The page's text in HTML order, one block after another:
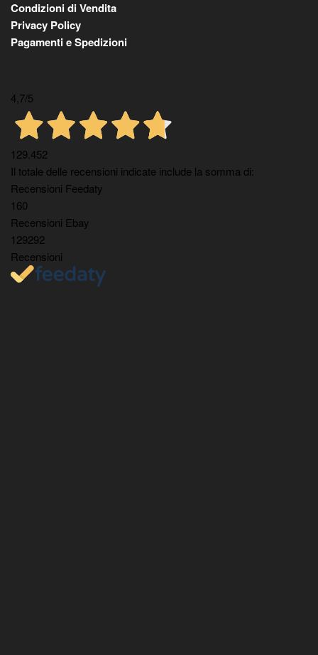
Condizioni di Vendita
Privacy Policy
Pagamenti e Spedizioni
4,7/5
129.452
Il totale delle recensioni indicate include la somma di:
Recensioni Feedaty
160
Recensioni Ebay
129292
Recensioni